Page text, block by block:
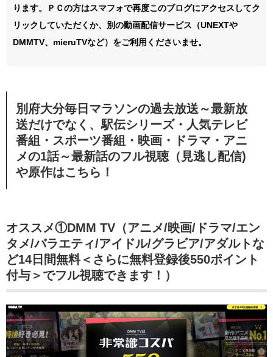
ります。ＰＣの方はスマフォで再度このブログにアクセスしてク
リックしていただくか、別の動画配信サービス（UNEXTや
DMMTV、mieruTVなど）をご利用くださいませ。
別府大分毎日マラソンの過去放送～最新放
送だけでなく、駅伝シリーズ・人気テレビ
番組・スポーツ番組・映画・ドラマ・アニ
メの1話～最新話のフル視聴（見逃し配信)
や原作はこちら！
オススメ①DMM TV（アニメ/映画/ドラマ/エン
タメ/バラエティ/アイドル/グラビア/アダルトな
ど14日間無料＜さらに無料登録後550ポイント
付与＞でフル視聴できます！）